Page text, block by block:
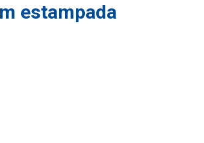
estampada